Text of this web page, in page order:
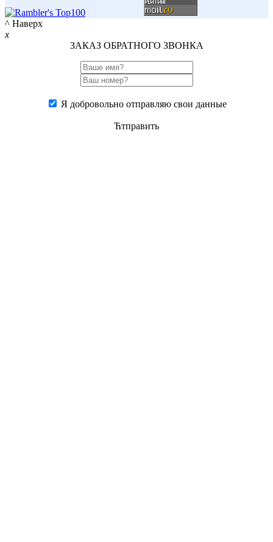
^ Наверх
x
ЗАКАЗ ОБРАТНОГО ЗВОНКА
Я добровольно отправляю свои данные
Ћтправить